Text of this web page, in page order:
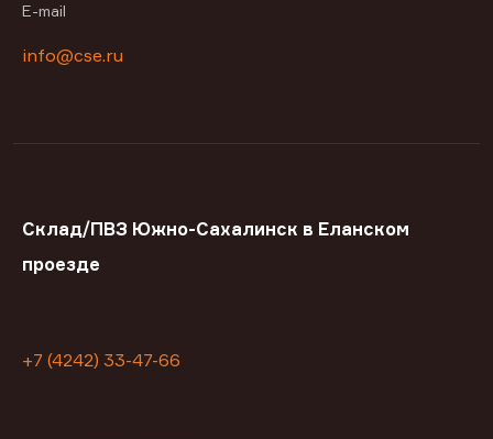
E-mail
info@cse.ru
Склад/ПВЗ Южно-Сахалинск в Еланском
проезде
+7 (4242) 33-47-66